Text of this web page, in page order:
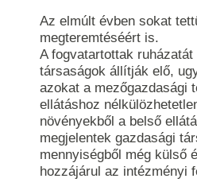
Az elmúlt évben sokat
megteremtéséért is.
A fogvatartottak
társaságok állítják elő,
azokat a mezőgazdasági
ellátáshoz
növényekből a belső
megjelentek gazdasági
mennyiségből még külső
hozzájárul az intézményi